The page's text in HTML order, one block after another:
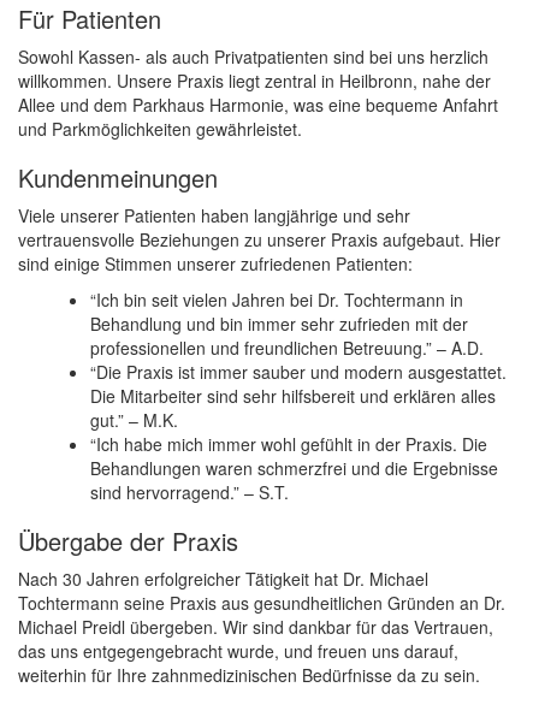
Für Patienten
Sowohl Kassen- als auch Privatpatienten sind bei uns herzlich
willkommen. Unsere Praxis liegt zentral in Heilbronn, nahe der
Allee und dem Parkhaus Harmonie, was eine bequeme Anfahrt
und Parkmöglichkeiten gewährleistet.
Kundenmeinungen
Viele unserer Patienten haben langjährige und sehr
vertrauensvolle Beziehungen zu unserer Praxis aufgebaut. Hier
sind einige Stimmen unserer zufriedenen Patienten:
“Ich bin seit vielen Jahren bei Dr. Tochtermann in
Behandlung und bin immer sehr zufrieden mit der
professionellen und freundlichen Betreuung.” – A.D.
“Die Praxis ist immer sauber und modern ausgestattet.
Die Mitarbeiter sind sehr hilfsbereit und erklären alles
gut.” – M.K.
“Ich habe mich immer wohl gefühlt in der Praxis. Die
Behandlungen waren schmerzfrei und die Ergebnisse
sind hervorragend.” – S.T.
Übergabe der Praxis
Nach 30 Jahren erfolgreicher Tätigkeit hat Dr. Michael
Tochtermann seine Praxis aus gesundheitlichen Gründen an Dr.
Michael Preidl übergeben. Wir sind dankbar für das Vertrauen,
das uns entgegengebracht wurde, und freuen uns darauf,
weiterhin für Ihre zahnmedizinischen Bedürfnisse da zu sein.